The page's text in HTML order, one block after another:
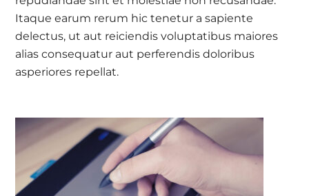
Itaque earum rerum hic tenetur a sapiente
delectus, ut aut reiciendis voluptatibus maiores
alias consequatur aut perferendis doloribus
asperiores repellat.